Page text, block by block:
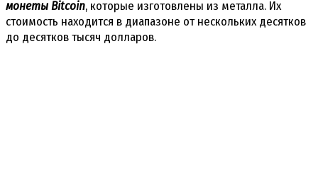
монеты Bitcoin, которые изготовлены из металла. Их
стоимость находится в диапазоне от нескольких десятков
до десятков тысяч долларов.